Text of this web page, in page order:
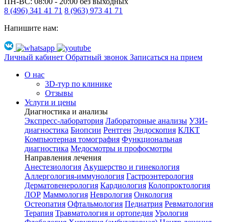
8 (496) 341 41 71 8 (963) 973 41 71
Напишите нам:
Личный кабинет Обратный звонок Записаться на прием
О нас
3D-тур по клинике
Отзывы
Услуги и цены
Диагностика и анализы
Экспресс-лаборатория Лабораторные анализы УЗИ-
диагностика Биопсии Рентген Эндоскопия КЛКТ
Компьютерная томография Функциональная
диагностика Медосмотры и профосмотры
Направления лечения
Анестезиология Акушерство и гинекология
Аллергология-иммунология Гастроэнтерология
Дерматовенерология Кардиология Колопроктология
ЛОР Маммология Неврология Онкология
Остеопатия Офтальмология Педиатрия Ревматология
Терапия Травматология и ортопедия Урология